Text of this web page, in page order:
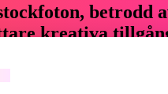
betrodd
kreativa